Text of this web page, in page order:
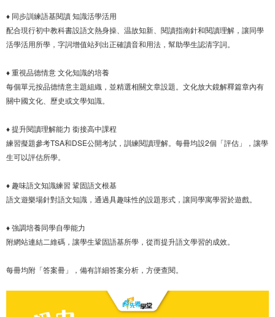
♦ 同步訓練語基閱讀 知識活學活用
配合現行初中教科書設語文熱身操、温故知新、閱讀指南針和閱讀理解，讓同學
活學活用所學，字詞增值站列出正確讀音和用法，幫助學生認清字詞。
♦ 重視品德情意 文化知識的培養
每個單元按品德情意主題組織，並精選相關文章設題。文化放大鏡解釋篇章內有
關中國文化、歷史或文學知識。
♦ 提升閱讀理解能力 銜接高中課程
練習擬題參考TSA和DSE公開考試，訓練閱讀理解。每冊均設2個「評估」，讓學
生可以評估所學。
♦ 趣味語文知識練習 鞏固語文根基
語文遊樂場針對語文知識，通過具趣味性的設題形式，讓同學寓學習於遊戲。
♦ 強調培養同學自學能力
附網站連結二維碼，讓學生鞏固語基所學，從而提升語文學習的成效。
每冊均附「答案冊」，備有詳細答案分析，方便查閱。